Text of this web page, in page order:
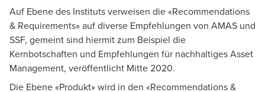
Auf Ebene des Instituts verweisen die «Recommendations
& Requirements» auf diverse Empfehlungen von AMAS und
SSF, gemeint sind hiermit zum Beispiel die
Kernbotschaften und Empfehlungen für nachhaltiges Asset
Management, veröffentlicht Mitte 2020.
Die Ebene «Produkt» wird in den «Recommendations &